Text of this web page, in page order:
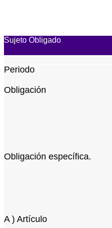
Sujeto Obligado
Periodo
Obligación
Obligación específica.
A ) Artículo